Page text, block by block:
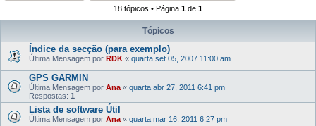
i
r
18 tópicos • Página 1 de 1
Tópicos
Índice da secção (para exemplo)
Última Mensagem por RDK « quarta set 05, 2007 11:00 am
GPS GARMIN
Última Mensagem por Ana « quarta abr 27, 2011 6:41 pm
Respostas: 1
Lista de software Útil
Última Mensagem por Ana « quarta mar 16, 2011 6:27 pm